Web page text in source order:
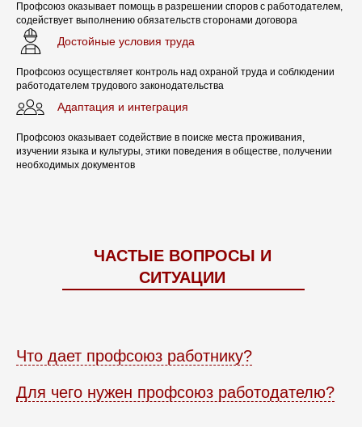
ЦЕНТРЫ
ПОЛНЫЙ КОМПЛЕКС УСЛУГ ДЛЯ ТРУДЯЩИХСЯ
- ДОКУМЕНТЫ НА ПАТЕНТ
- КОНСУЛЬТАЦИИ
"ИНТЕГРАЦИЯ"
WhatsApp, Telegram, Tel: +7 919 902 4171
ПОЛЕЗНЫЕ РЕСУРСЫ
Профсоюз оказывает помощь в разрешении споров с работодателем,
содействует выполнению обязательств сторонами договора
Достойные условия труда
Профсоюз осуществляет контроль над охраной труда и соблюдении
работодателем трудового законодательства
Адаптация и интеграция
Профсоюз оказывает содействие в поиске места проживания,
изучении языка и культуры, этики поведения в обществе, получении
необходимых документов
ЧАСТЫЕ ВОПРОСЫ И
СИТУАЦИИ
Что дает профсоюз работнику?
Для чего нужен профсоюз работодателю?